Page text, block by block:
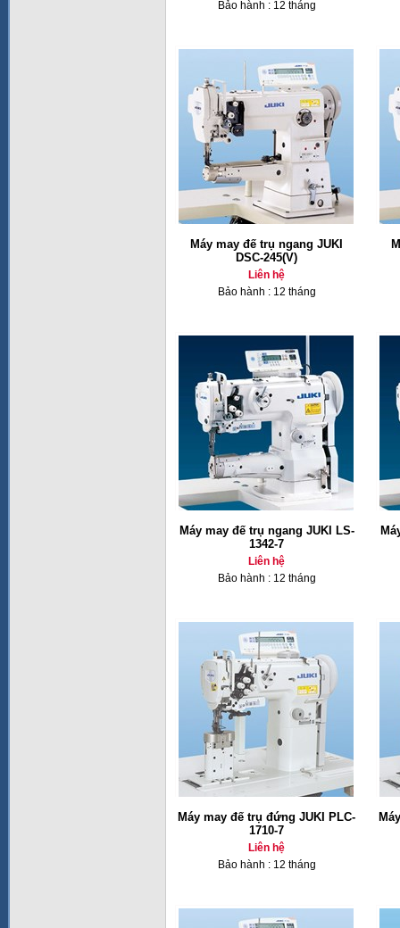
Bảo hành : 12 tháng
Máy may đế trụ ngang JUKI
DSC-245(V)
Liên hệ
Bảo hành : 12 tháng
Máy may đế trụ ngang JUKI LS-
1342-7
Liên hệ
Bảo hành : 12 tháng
Máy may đế trụ đứng JUKI PLC-
1710-7
Liên hệ
Bảo hành : 12 tháng